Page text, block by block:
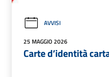
AVVISI
25 MAGGIO 2026
Carte d’identità